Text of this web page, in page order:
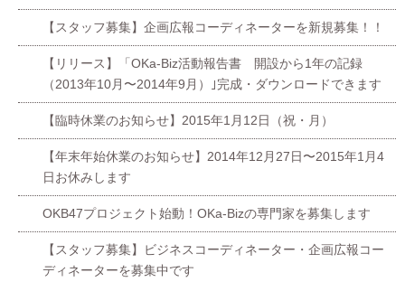
【スタッフ募集】企画広報コーディネーターを新規募集！！
【リリース】「OKa-Biz活動報告書 開設から1年の記録
（2013年10月〜2014年9月）｣完成・ダウンロードできます
【臨時休業のお知らせ】2015年1月12日（祝・月）
【年末年始休業のお知らせ】2014年12月27日〜2015年1月4
日お休みします
OKB47プロジェクト始動！OKa-Bizの専門家を募集します
【スタッフ募集】ビジネスコーディネーター・企画広報コー
ディネーターを募集中です